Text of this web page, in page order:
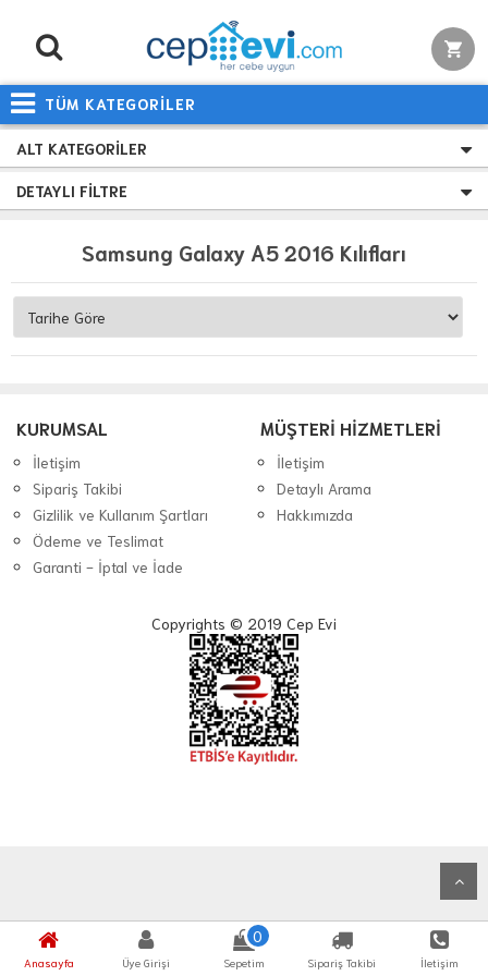
TÜM KATEGORİLER
Anasayfa Üye Girişi
0
Sepetim Sipariş Takibi İletişim
ALT KATEGORILER
DETAYLI FILTRE
Samsung Galaxy A5 2016 Kılıfları
KURUMSAL
İletişim
Sipariş Takibi
Gizlilik ve Kullanım Şartları
Ödeme ve Teslimat
Garanti - İptal ve İade
MÜŞTERİ HİZMETLERİ
İletişim
Detaylı Arama
Hakkımızda
Copyrights © 2019 Cep Evi